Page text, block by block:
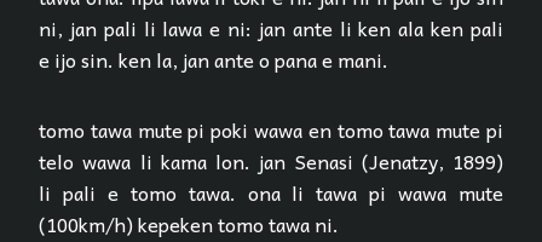
ni, jan pali li lawa e ni: jan ante li ken ala ken pali
e ijo sin. ken la, jan ante o pana e mani.
tomo tawa mute pi poki wawa en tomo tawa mute pi
telo wawa li kama lon. jan Senasi (Jenatzy, 1899)
li pali e tomo tawa. ona li tawa pi wawa mute
(100km/h) kepeken tomo tawa ni.